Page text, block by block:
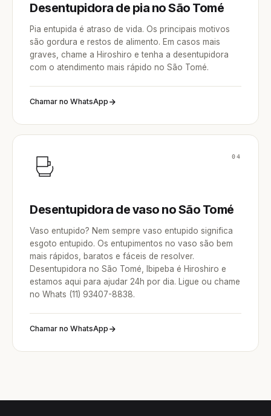
Desentupidora de pia no São Tomé
Pia entupida é atraso de vida. Os principais motivos
são gordura e restos de alimento. Em casos mais
graves, chame a Hiroshiro e tenha a desentupidora
com o atendimento mais rápido no São Tomé.
Chamar no WhatsApp
04
Desentupidora de vaso no São Tomé
Vaso entupido? Nem sempre vaso entupido significa
esgoto entupido. Os entupimentos no vaso são bem
mais rápidos, baratos e fáceis de resolver.
Desentupidora no São Tomé, Ibipeba é Hiroshiro e
estamos aqui para ajudar 24h por dia. Ligue ou chame
no Whats (11) 93407-8838.
Chamar no WhatsApp